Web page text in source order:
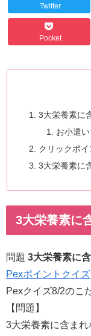
Twitter
Pocket
3大栄養素に
お小遣
クリックポ
3大栄養素に
3大栄養素に
問題 3大栄養素に
Pexポイントクイズ
Pexクイズ8/2のこ
【問題】
3大栄養素に含まれ